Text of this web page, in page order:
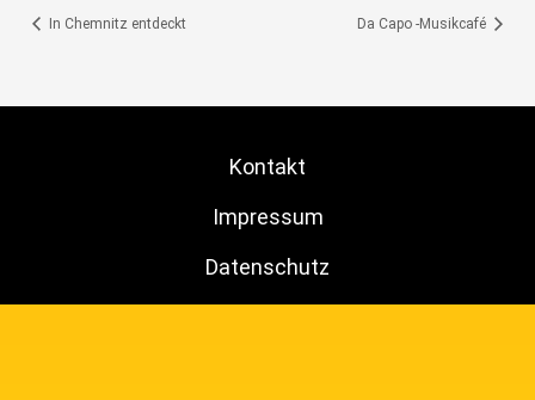
In Chemnitz entdeckt Da Capo -Musikcafé
Kontakt
Impressum
Datenschutz